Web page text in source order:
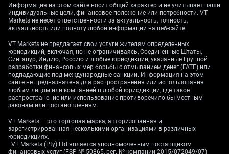
особенно после замедления инфляции CPI до 4,2% и
роста безработицы до 4,5%. Новые данные,
опубликованные на прошлой неделе, показали
сокращение розничных продаж в апреле на 0,5%,
что подтверждает охлаждение экономики
Австралии. На этом фоне австралийский доллар
выглядит менее привлекательным по сравнению с
валютами аналогов.
Негативный прогноз и
позиционирование
Информация на этом сайте носит общий характер и не учитывает ваши
индивидуальные цели, финансовое положение или потребности. VT
Markets не несет ответственности за актуальность, точность,
актуальность или полноту любой информации на веб-сайте.
VT Markets не предлагает свои услуги жителям определенных
юрисдикций, включая, но не ограничиваясь, Соединенные Штаты,
Сингапур, Индию, Россию и любые юрисдикции, указанные Группой
разработки финансовых мер борьбы с отмыванием денег (FATF) или
подпадающие под международные санкции. Информация на этом
сайте не предназначена для распространения или использования
любым лицом или компанией в любой юрисдикции, где такое
распространение или использование противоречило бы местным
законам или постановлениям.
VT Markets — это торговая марка, авторизованная и
зарегистрированная несколькими организациями в различных
юрисдикциях.
· VT Markets (Pty) Ltd является уполномоченным поставщиком
финансовых услуг (FSP № 50865, рег. № компании 2015/072049/07)